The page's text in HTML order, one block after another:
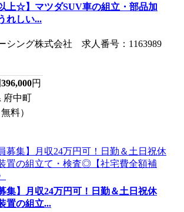
上☆】マツダSUV車の組立・部品加
れしい...
シング株式会社 求人番号：1163989
396,000円
府中町
料）
集】月収24万円可！日勤＆土日祝休
置の組立...